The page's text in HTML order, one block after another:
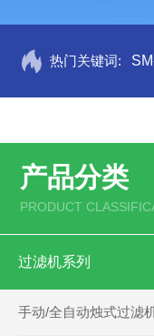
热门关键词:
产品分类
PRODUCT
过滤机系列
手动/全自动烛式过滤